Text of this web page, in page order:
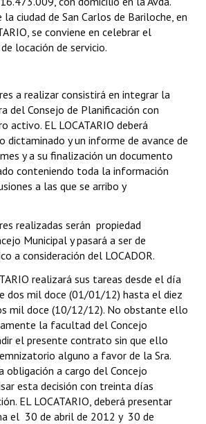
ciudad de San Carlos de Bariloche, en
se conviene en celebrar el
locación de servicio.
a realizar consistirá en integrar la
del Consejo de Planificación con
activo. EL LOCATARIO deberá
dictaminado y un informe de avance de
y a su finalización un documento
conteniendo toda la información
a las que se arribo y
realizadas serán propiedad
Municipal y pasará a ser de
a consideración del LOCADOR.
realizará sus tareas desde el día
dos mil doce (01/01/12) hasta el diez
mil doce (10/12/12). No obstante ello
la facultad del Concejo
el presente contrato sin que ello
alguno a favor de la Sra.
obligación a cargo del Concejo
esta decisión con treinta días
EL LOCATARIO, deberá presentar
el 30 de abril de 2012 y 30 de